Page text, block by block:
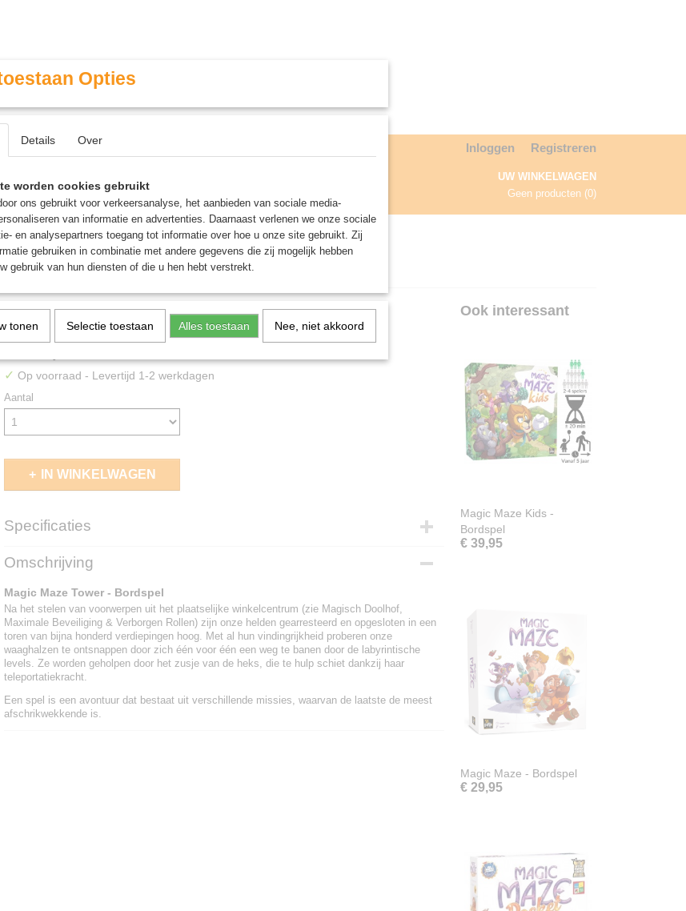
& Openingstijden Inloggen Registreren
UW WINKELWAGEN
Geen producten (0)
GAMING ROLE PLAYING GAMES AGENDA
Tower - Bordspel
Magic Maze Tower - Bordspel
€ 24,95
✓ Op voorraad - Levertijd 1-2 werkdagen
Aantal
IN WINKELWAGEN
Specificaties
EAN code
Omschrijving
Magic Maze Tower - Bordspel
Na het stelen van voorwerpen uit het plaatselijke winkelcentrum (zie Magisch Doolhof,
Maximale Beveiliging & Verborgen Rollen) zijn onze helden gearresteerd en opgesloten in een
toren van bijna honderd verdiepingen hoog. Met al hun vindingrijkheid proberen onze
waaghalzen te ontsnappen door zich één voor één een weg te banen door de labyrintische
levels. Ze worden geholpen door het zusje van de heks, die te hulp schiet dankzij haar
teleportatiekracht.
Een spel is een avontuur dat bestaat uit verschillende missies, waarvan de laatste de meest
afschrikwekkende is.
Ook interessant
Magic Maze Kids -
Bordspel
€ 39,95
Magic Maze - Bordspel
€ 29,95
Opties
Details Over
worden cookies gebruikt
ons gebruikt voor verkeersanalyse, het aanbieden van sociale media-
van informatie en advertenties. Daarnaast verlenen we onze sociale
en analysepartners toegang tot informatie over hoe u onze site gebruikt. Zij
gebruiken in combinatie met andere gegevens die zij mogelijk hebben
gebruik van hun diensten of die u hen hebt verstrekt.
tonen Selectie toestaan Alles toestaan Nee, niet akkoord